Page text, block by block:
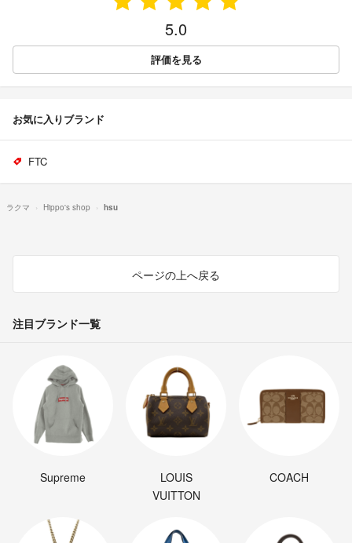
5.0
評価を見る
お気に入りブランド
FTC
ラクマ Hippo's shop hsu
ページの上へ戻る
注目ブランド一覧
Supreme
LOUIS
VUITTON
COACH